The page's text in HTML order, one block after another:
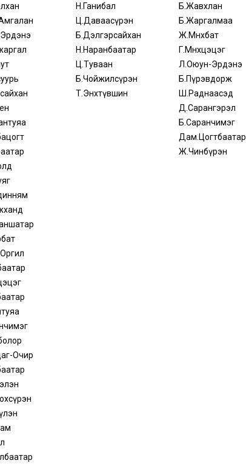
Очир
Н.Ганибал
Ц.Даваасүрэн
Б.Дэлгэрсайхан
Н.Наранбаатар
Ц.Туваан
Б.Чойжилсүрэн
Т.Энхтүвшин
Б.Жавхлан
Б.Жаргалмаа
Ж.Мөнхбат
Г.Мөнхцэцэг
Л.Оюун-Эрдэнэ
Б.Пүрэвдорж
Ш.Раднаасэд
Д.Сарангэрэл
Б.Саранчимэг
Дам.Цогтбаатар
Ж.Чинбүрэн